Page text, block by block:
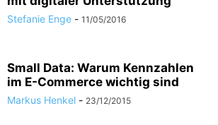
Stefanie Enge - 11/05/2016
Small Data: Warum Kennzahlen
im E-Commerce wichtig sind
Markus Henkel - 23/12/2015